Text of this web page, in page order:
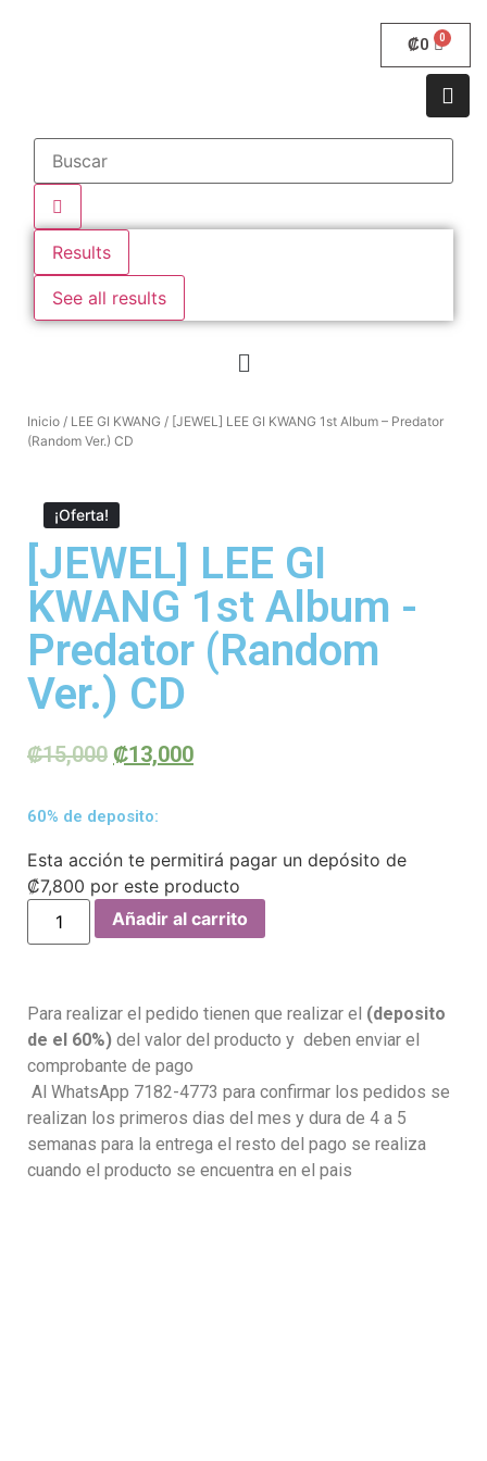
₡0
Results
See all results
Inicio / LEE GI KWANG / [JEWEL] LEE GI KWANG 1st Album – Predator
(Random Ver.) CD
¡Oferta!
[JEWEL] LEE GI
KWANG 1st Album -
Predator (Random
Ver.) CD
₡15,000 ₡13,000
60% de deposito:
Esta acción te permitirá pagar un depósito de
₡7,800 por este producto
Añadir al carrito
Para realizar el pedido tienen que realizar el (deposito
de el 60%) del valor del producto y deben enviar el
comprobante de pago
Al WhatsApp 7182-4773 para confirmar los pedidos se
realizan los primeros dias del mes y dura de 4 a 5
semanas para la entrega el resto del pago se realiza
cuando el producto se encuentra en el pais